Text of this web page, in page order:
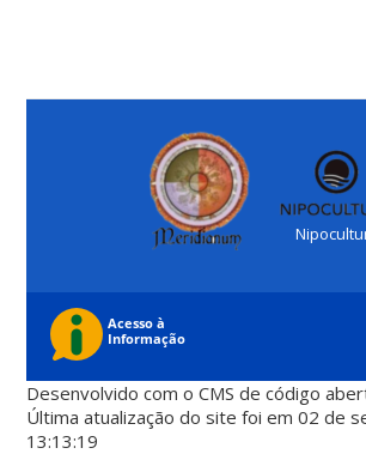
Desenvolvido com o CMS de código
Última atualização do site foi em 02 de
13:13:19